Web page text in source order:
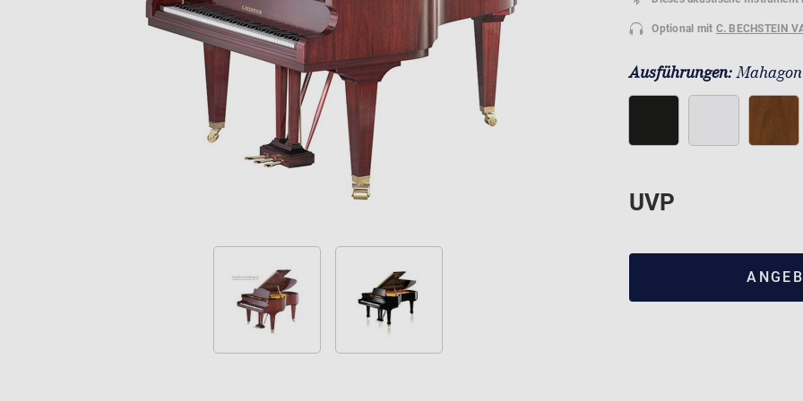
Optional mit C. BECHSTEIN
Ausführungen:
UVP